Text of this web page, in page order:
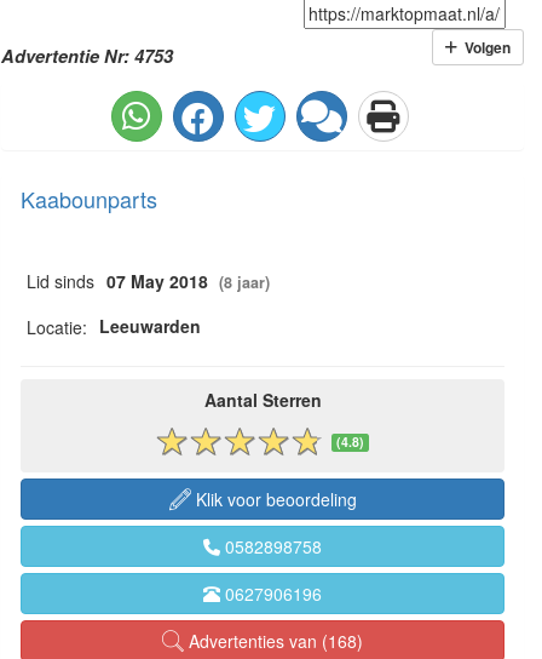
Advertentie Nr: 4753 Volgen
Kaabounparts
Lid sinds 07 May 2018 (8 jaar)
Locatie: Leeuwarden
Aantal Sterren
(4.8)
Klik voor beoordeling
0582898758
0627906196
Advertenties van (168)